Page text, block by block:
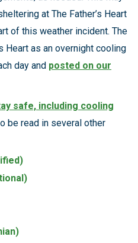
at The Father’s Heart
of this weather incident. The
Heart as an overnight cooling
day and posted on our
safe, including cooling
be read in several other